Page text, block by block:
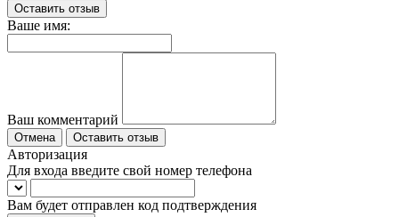
Оставить отзыв
Ваше имя:
Ваш комментарий
Отмена Оставить отзыв
Авторизация
Для входа введите свой номер телефона
Вам будет отправлен код подтверждения